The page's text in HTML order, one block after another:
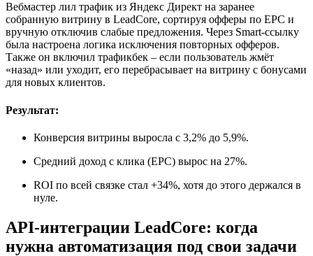
Вебмастер лил трафик из Яндекс Директ на заранее
собранную витрину в LeadCore, сортируя офферы по EPC и
вручную отключив слабые предложения. Через Smart-ссылку
была настроена логика исключения повторных офферов.
Также он включил трафикбек – если пользователь жмёт
«назад» или уходит, его перебрасывает на витрину с бонусами
для новых клиентов.
Результат:
Конверсия витрины выросла с 3,2% до 5,9%.
Средний доход с клика (EPC) вырос на 27%.
ROI по всей связке стал +34%, хотя до этого держался в
нуле.
API-интеграции LeadCore: когда
нужна автоматизация под свои задачи